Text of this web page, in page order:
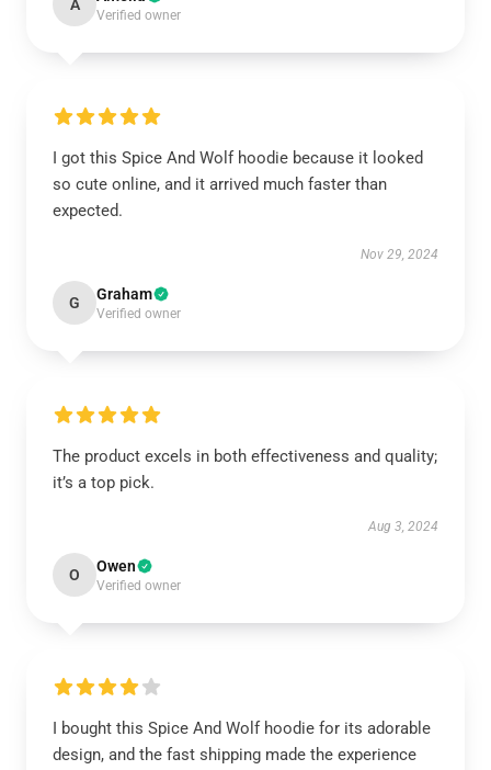
A
Verified owner
I got this Spice And Wolf hoodie because it looked
so cute online, and it arrived much faster than
expected.
Nov 29, 2024
G Graham
Verified owner
The product excels in both effectiveness and quality;
it’s a top pick.
Aug 3, 2024
O Owen
Verified owner
I bought this Spice And Wolf hoodie for its adorable
design, and the fast shipping made the experience